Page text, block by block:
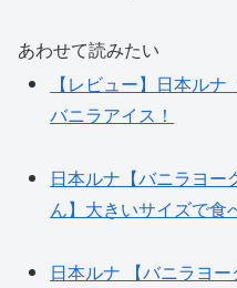
あわせて読みたい
【レビュー】日本ル
バニラアイス！
日本ルナ【バニラヨー
ん】大きいサイズで食
日本ルナ 【バニラヨ